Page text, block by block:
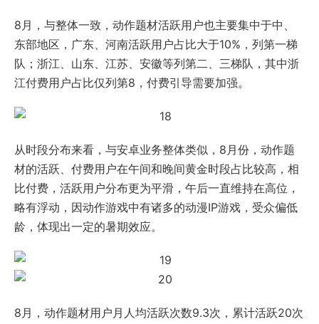
8月，与整体一致，动作题材活跃用户也主要集中于中、
东部地区，广东、河南活跃用户占比大于10%，列第一梯
队；浙江、山东、江苏、安徽等列第二、三梯队，其中浙
江付费用户占比仅列第8，付费引导需要加强。
从时段分布来看，与安卓业务整体类似，8月份，动作题
材的活跃、付费用户在午间和晚间黄金时段占比较高，相
比付费，活跃用户分布更为平滑，午后一直维持在高位，
略有浮动，因动作游戏中有诸多的动漫IP游戏，受众偏低
龄，体现出一定的暑期效应。
8月，动作题材用户月人均活跃次数9.3次，累计活跃20次